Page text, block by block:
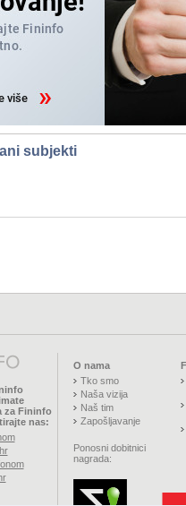
subjekti
za Fininfo
nas:
O nama
Tko smo
Naša vizija
Naš tim
Zapošljavanje
Ponosni dobitnici
nagrada: